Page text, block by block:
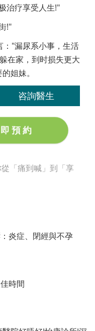
治疗享受人生!"
!"
："漏尿系小事，生活
在家，到时损失更大
姐妹。
咨詢醫生
預約
「痛到喊」到「享
炎症、閉經與不孕
時間